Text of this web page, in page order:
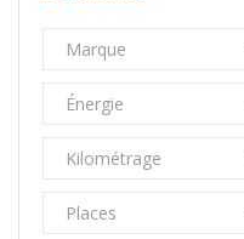
Marque
Énergie
Kilométrage
Places